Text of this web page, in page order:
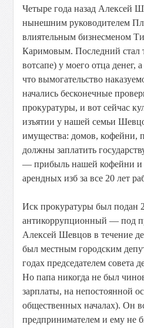
Четыре года назад Алексей
нынешним руководителем
влиятельным бизнесменом
Каримовым. Последний стал
вотсапе) у моего отца денег,
что вымогательство
начались бесконечные
прокуратуры, и вот сейчас
изъятии у нашей семьи
имущества: домов,
должны заплатить
— прибыль нашей кофейни и
арендных изб за все 20 лет
Иск прокуратуры был подан
антикоррупционный — под
Алексей Шевцов в течение
был местным городским
годах председателем совета
Но папа никогда не был
зарплаты, на непостоянной
общественных началах). Он
предпринимателем и ему не